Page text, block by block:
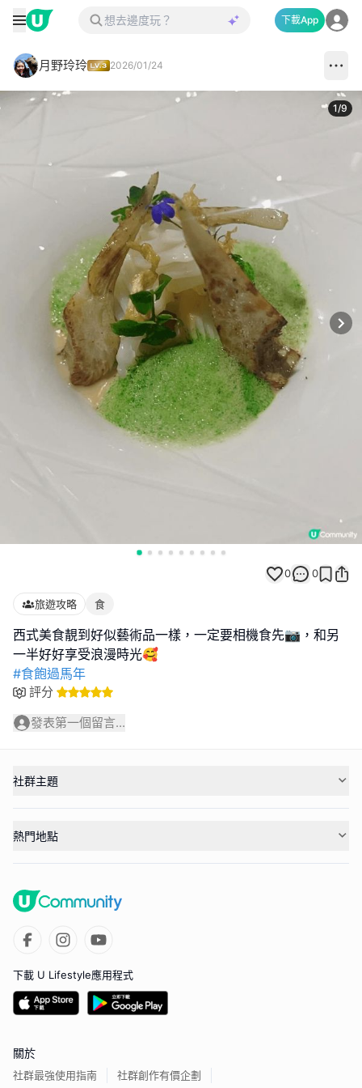
下載App
月野玲玲 2026/01/24
1/9
0 0
旅遊攻略 食
西式美食靚到好似藝術品一樣，一定要相機食先📷，和另
#食飽過馬年
評分
發表第一個留言...
社群主題
熱門地點
下載 U Lifestyle應用程式
關於
社群最強使用指南 社群創作有價企劃